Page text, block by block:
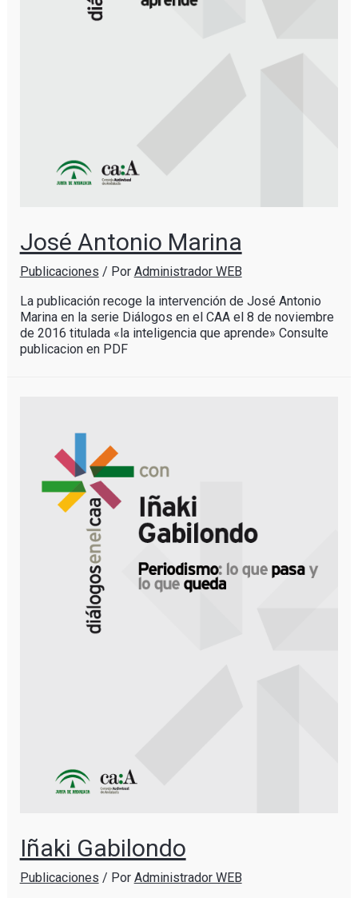
José Antonio Marina
Publicaciones / Por Administrador WEB
La publicación recoge la intervención de José Antonio
Marina en la serie Diálogos en el CAA el 8 de noviembre
de 2016 titulada «la inteligencia que aprende» Consulte
publicacion en PDF
Iñaki Gabilondo
Publicaciones / Por Administrador WEB